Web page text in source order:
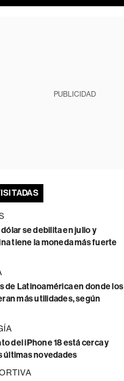
PUBLICIDAD
se debilita en julio y
tiene la moneda más fuerte
de Latinoamérica en donde los
más utilidades, según
del iPhone 18 está cerca y
últimas novedades